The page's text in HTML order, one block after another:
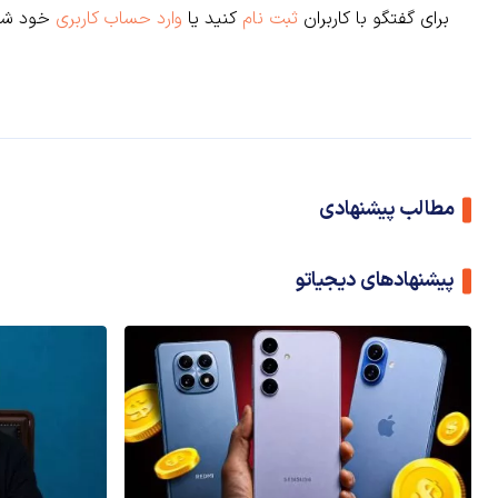
برای گفتگو با کاربران ثبت نام کنید یا وارد حساب کاربری خود
مطالب پیشنهادی
پیشنهادهای دیجیاتو